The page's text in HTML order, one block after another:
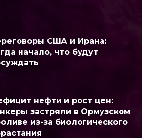
США и Ирана:
начало, что будут
нефти и рост цен:
застряли в Ормузском
из-за биологического